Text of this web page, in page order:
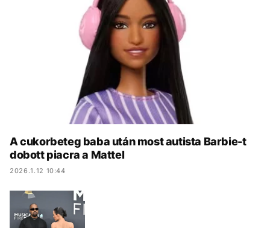
UTAZÁS
DESIGN
BESZÉLGETÉSEK ARCOK
TÖRTÉNETEK
A cukorbeteg baba után most autista Barbie-t
dobott piacra a Mattel
2026.1.12 10:44